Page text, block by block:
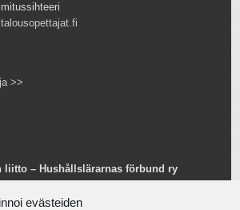
evästeiden
>>
liitto – Hushållslärarnas förbund ry